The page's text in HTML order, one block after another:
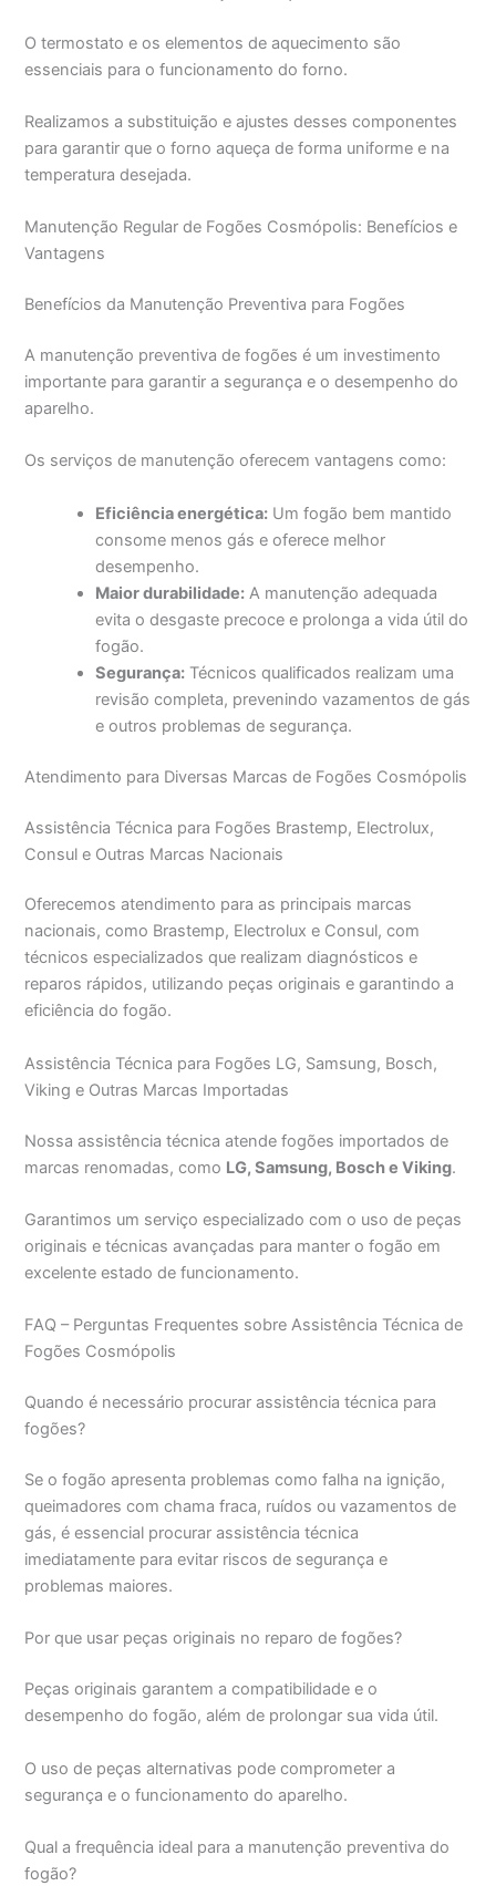
O termostato e os elementos de aquecimento são
essenciais para o funcionamento do forno.
Realizamos a substituição e ajustes desses componentes
para garantir que o forno aqueça de forma uniforme e na
temperatura desejada.
Manutenção Regular de Fogões Cosmópolis: Benefícios e
Vantagens
Benefícios da Manutenção Preventiva para Fogões
A manutenção preventiva de fogões é um investimento
importante para garantir a segurança e o desempenho do
aparelho.
Os serviços de manutenção oferecem vantagens como:
Eficiência energética: Um fogão bem mantido
consome menos gás e oferece melhor
desempenho.
Maior durabilidade: A manutenção adequada
evita o desgaste precoce e prolonga a vida útil do
fogão.
Segurança: Técnicos qualificados realizam uma
revisão completa, prevenindo vazamentos de gás
e outros problemas de segurança.
Atendimento para Diversas Marcas de Fogões Cosmópolis
Assistência Técnica para Fogões Brastemp, Electrolux,
Consul e Outras Marcas Nacionais
Oferecemos atendimento para as principais marcas
nacionais, como Brastemp, Electrolux e Consul, com
técnicos especializados que realizam diagnósticos e
reparos rápidos, utilizando peças originais e garantindo a
eficiência do fogão.
Assistência Técnica para Fogões LG, Samsung, Bosch,
Viking e Outras Marcas Importadas
Nossa assistência técnica atende fogões importados de
marcas renomadas, como LG, Samsung, Bosch e Viking.
Garantimos um serviço especializado com o uso de peças
originais e técnicas avançadas para manter o fogão em
excelente estado de funcionamento.
FAQ – Perguntas Frequentes sobre Assistência Técnica de
Fogões Cosmópolis
Quando é necessário procurar assistência técnica para
fogões?
Se o fogão apresenta problemas como falha na ignição,
queimadores com chama fraca, ruídos ou vazamentos de
gás, é essencial procurar assistência técnica
imediatamente para evitar riscos de segurança e
problemas maiores.
Por que usar peças originais no reparo de fogões?
Peças originais garantem a compatibilidade e o
desempenho do fogão, além de prolongar sua vida útil.
O uso de peças alternativas pode comprometer a
segurança e o funcionamento do aparelho.
Qual a frequência ideal para a manutenção preventiva do
fogão?